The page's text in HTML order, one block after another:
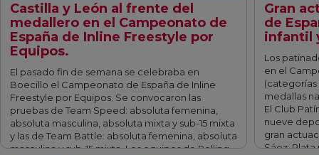
Castilla y León al frente del
medallero en el Campeonato de
España de Inline Freestyle por
Equipos.
El pasado fin de semana se celebraba en
Boecillo el Campeonato de España de Inline
Freestyle por Equipos. Se convocaron las
pruebas de Team Speed: absoluta femenina,
absoluta masculina, absoluta mixta y sub-15 mixta
y las de Team Battle: absoluta femenina, absoluta
masculina y sub-15 mixta. Los equipos de Rolling
Gran
de
infantil
Los
en el
(categorías
medallas
El Club
nueve
gran
Sáez: Plata